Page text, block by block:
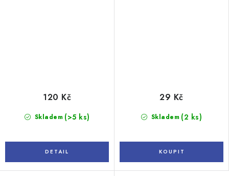
Skladem (>5 ks)
120 Kč
Skladem (2 ks)
29 Kč